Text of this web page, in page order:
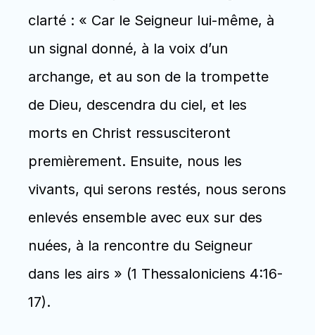
clarté : « Car le Seigneur lui-même, à
un signal donné, à la voix d’un
archange, et au son de la trompette
de Dieu, descendra du ciel, et les
morts en Christ ressusciteront
premièrement. Ensuite, nous les
vivants, qui serons restés, nous serons
enlevés ensemble avec eux sur des
nuées, à la rencontre du Seigneur
dans les airs » (1 Thessaloniciens 4:16-
17).